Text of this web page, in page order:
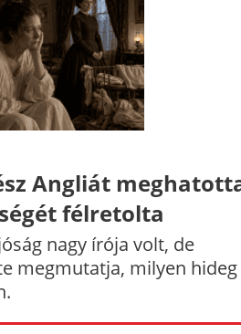
Angliát
félretolta
nagy írója volt, de
megmutatja, milyen hideg